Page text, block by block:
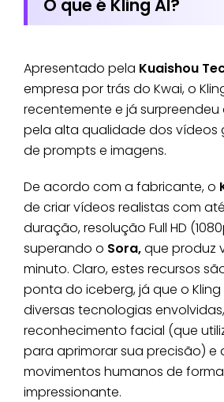
O que é Kling AI?
Apresentado pela Kuaishou
empresa por trás do Kwai, o
recentemente e já surpreendeu
pela alta qualidade dos vídeos
de prompts e imagens.
De acordo com a fabricante, o
de criar vídeos realistas com
duração, resolução Full HD
superando o Sora,que produz
minuto. Claro, estes recursos
ponta do iceberg, já que o Kling
diversas tecnologias
reconhecimento facial (que
para aprimorar sua precisão) e
movimentos humanos de
impressionante.